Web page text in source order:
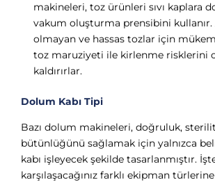
makineleri, toz ürünleri sıvı kaplara
vakum oluşturma prensibini kullanır.
olmayan ve hassas tozlar için
toz maruziyeti ile kirlenme risklerini
kaldırırlar.
Dolum Kabı Tipi
Bazı dolum makineleri, doğruluk,
bütünlüğünü sağlamak için yalnızca
kabı işleyecek şekilde tasarlanmıştır.
karşılaşacağınız farklı ekipman